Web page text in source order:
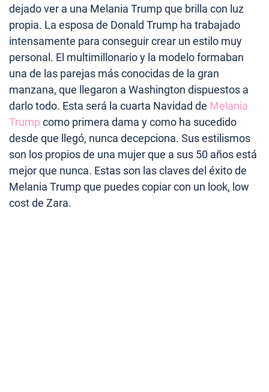
dejado ver a una Melania Trump que brilla con luz
propia. La esposa de Donald Trump ha trabajado
intensamente para conseguir crear un estilo muy
personal. El multimillonario y la modelo formaban
una de las parejas más conocidas de la gran
manzana, que llegaron a Washington dispuestos a
darlo todo. Esta será la cuarta Navidad de Melania
Trumpcomo primera dama y como ha sucedido
desde que llegó, nunca decepciona. Sus estilismos
son los propios de una mujer que a sus 50 años está
mejor que nunca. Estas son las claves del éxito de
Melania Trump que puedes copiar con un look, low
cost de Zara.